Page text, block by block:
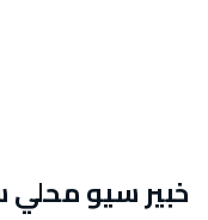
خبير سيو